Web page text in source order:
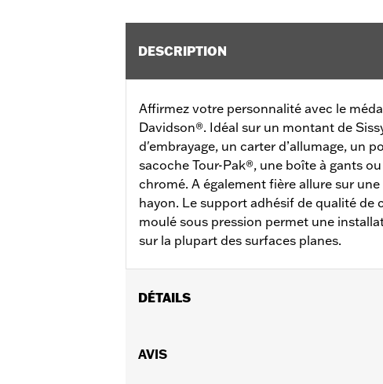
DESCRIPTION
Affirmez votre personnalité avec le
Davidson®. Idéal sur un montant de
d'embrayage, un carter d’allumage, un
sacoche Tour-Pak®, une boîte à gants
chromé. A également fière allure sur
hayon. Le support adhésif de qualité de
moulé sous pression permet une
sur la plupart des surfaces planes.
DÉTAILS
qualité permet un montage facile sur la
AVIS